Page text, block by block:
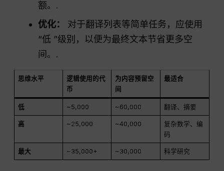
额。.
优化：
对于翻译列表等简单任务，应使用
“低 ”级别，以便为最终文本节省更多空
间。.
思维水平
逻辑使用的代
币
为内容预留空
间
最适合
低 ~5,000 ~60,000 翻译、摘要
高 ~25,000 ~40,000
复杂数学、编
码
最大 ~35,000+ ~30,000 科学研究